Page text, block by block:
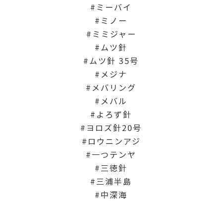
ミーバイ
ミノー
ミミジャー
ムツ針
ムツ針 35号
メジナ
メバリング
メバル
よろず針
ヨロズ針20号
ロウニンアジ
一つテンヤ
三徳針
三浦半島
中深海